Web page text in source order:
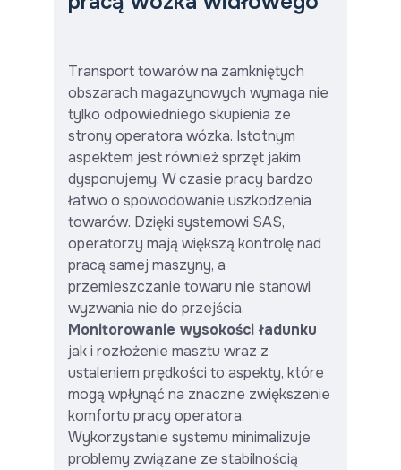
Transport towarów na zamkniętych
obszarach magazynowych wymaga nie
tylko odpowiedniego skupienia ze
strony operatora wózka. Istotnym
aspektem jest również sprzęt jakim
dysponujemy. W czasie pracy bardzo
łatwo o spowodowanie uszkodzenia
towarów. Dzięki systemowi SAS,
operatorzy mają większą kontrolę nad
pracą samej maszyny, a
przemieszczanie towaru nie stanowi
wyzwania nie do przejścia.
Monitorowanie wysokości ładunku
jak i rozłożenie masztu wraz z
ustaleniem prędkości to aspekty, które
mogą wpłynąć na znaczne zwiększenie
komfortu pracy operatora.
Wykorzystanie systemu minimalizuje
problemy związane ze stabilnością